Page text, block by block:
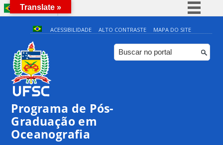
BRASIL
Simplifique!
Comunica BR
Participe
ACESSIBILIDADE ALTO CONTRASTE MAPA DO SITE
Programa de Pós-
Graduação em
Oceanografia
0:00
1:00
2:00
Translate »